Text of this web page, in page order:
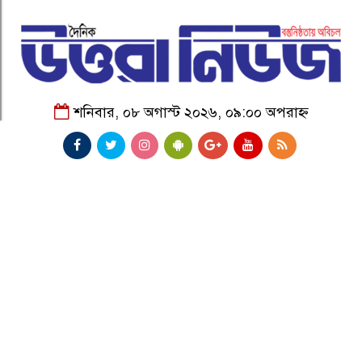
শনিবার, ০৮ অগাস্ট ২০২৬, ০৯:০০ অপরাহ্ন